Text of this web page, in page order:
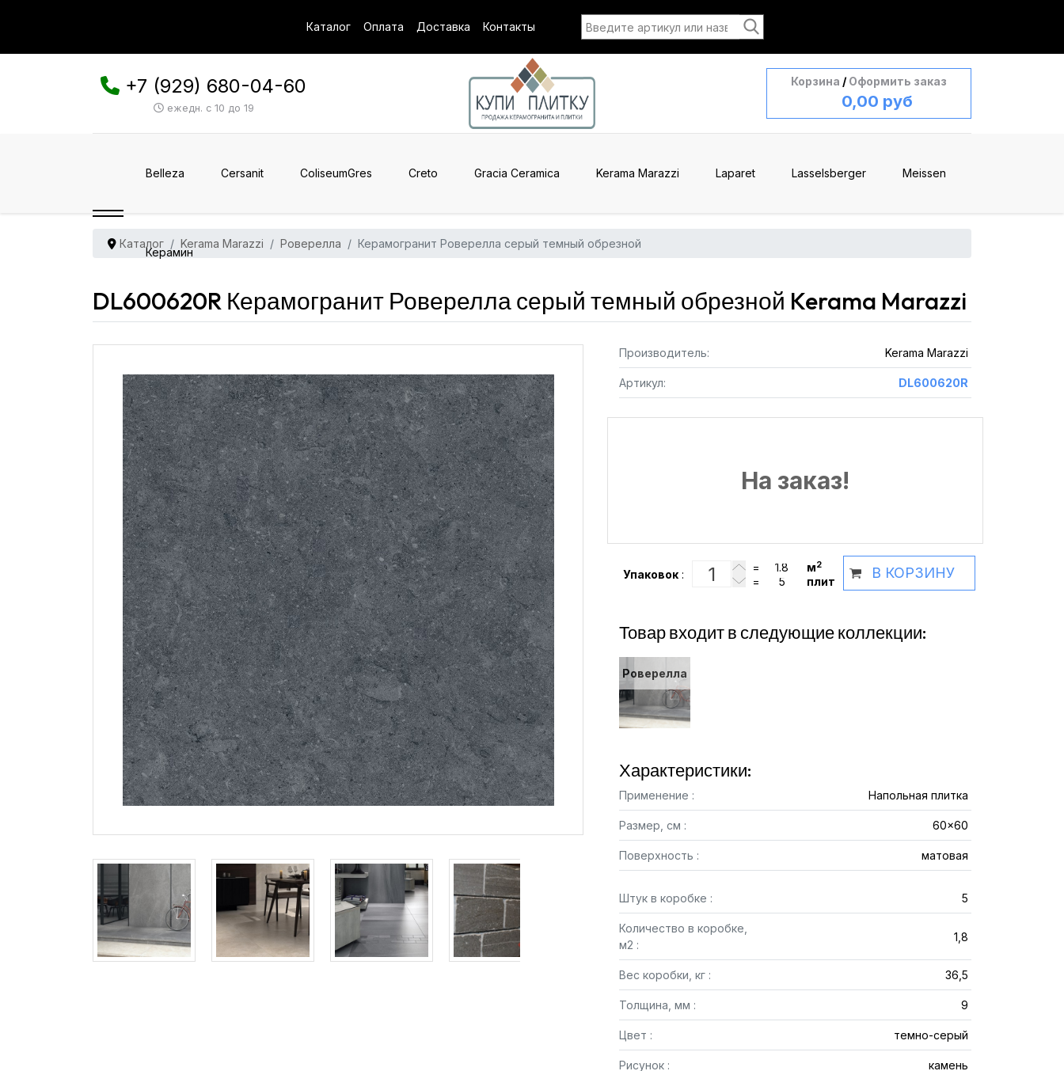
Каталог Оплата Доставка Контакты
+7 (929) 680-04-60
ежедн. с 10 до 19
Корзина / Оформить заказ
0,00 руб
Belleza Cersanit ColiseumGres Creto Gracia Ceramica Kerama Marazzi Laparet Lasselsberger Meissen
Керамин
Каталог Kerama Marazzi Роверелла Керамогранит Роверелла серый темный обрезной
DL600620R Керамогранит Роверелла серый темный обрезной Kerama Marazzi
Производитель: Kerama Marazzi
Артикул: DL600620R
На заказ!
Упаковок :
= м2
= плит
В КОРЗИНУ
Товар входит в следующие коллекции:
Роверелла
Характеристики:
Применение : Напольная плитка
Размер, см : 60x60
Поверхность : матовая
Штук в коробке : 5
Количество в коробке,
м2 :
1,8
Вес коробки, кг : 36,5
Толщина, мм : 9
Цвет : темно-серый
Рисунок : камень